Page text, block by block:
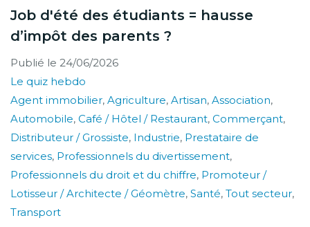
Job d'été des étudiants = hausse
d’impôt des parents ?
Publié le 24/06/2026
Le quiz hebdo
Agent immobilier, Agriculture, Artisan, Association,
Automobile, Café / Hôtel / Restaurant, Commerçant,
Distributeur / Grossiste, Industrie, Prestataire de
services, Professionnels du divertissement,
Professionnels du droit et du chiffre, Promoteur /
Lotisseur / Architecte / Géomètre, Santé, Tout secteur,
Transport